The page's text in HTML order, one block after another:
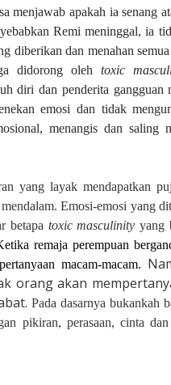
menjawab apakah ia senang
Remi meninggal, ia
diberikan dan menahan
didorong oleh toxic
diri dan penderita gangguan
emosi dan tidak
menangis dan saling
yang layak mendapatkan
Emosi-emosi yang
betapa toxic masculinity yang
remaja perempuan
macam-macam.
orang akan
Pada dasarnya bukankah
pikiran, perasaan, cinta